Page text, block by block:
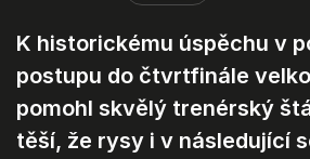
K historickému úspěchu v
postupu do čtvrtfinále
pomohl skvělý trenérský
těší, že rysy i v následující